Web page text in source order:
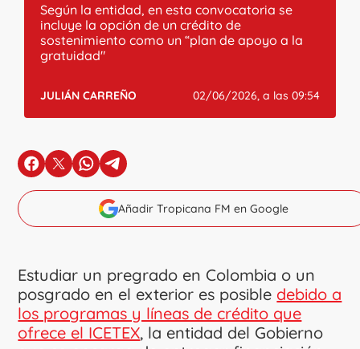
Según la entidad, en esta convocatoria se
incluye la opción de un crédito de
sostenimiento como un “plan de apoyo a la
gratuidad"
JULIÁN CARREÑO 02/06/2026, a las 09:54
en Facebook
en Xen Whatsapp
en Telegram
Añadir Tropicana FM en Google
Estudiar un pregrado en Colombia o un
posgrado en el exterior es posible debido a
los programas y líneas de crédito que
ofrece el ICETEX, la entidad del Gobierno